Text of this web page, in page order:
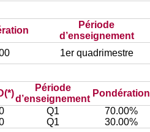
Période
d’enseignement
1er quadrimestre
Période
d’enseignement
Pondération
Q1
70.00%
Q1 30.00%